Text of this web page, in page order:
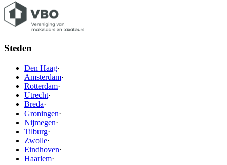
Steden
Den Haag·
Amsterdam·
Rotterdam·
Utrecht·
Breda·
Groningen·
Nijmegen·
Tilburg·
Zwolle·
Eindhoven·
Haarlem·